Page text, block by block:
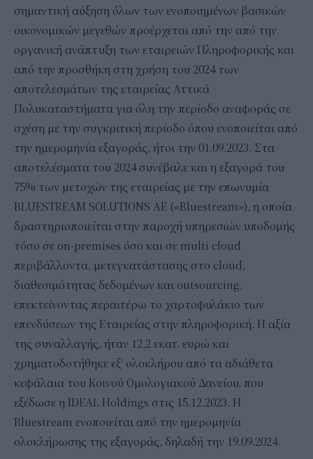
σημαντική αύξηση όλων των ενοποιημένων βασικών
οικονομικών μεγεθών προέρχεται από την από την
οργανική ανάπτυξη των εταιρειών Πληροφορικής και
από την προσθήκη στη χρήση του 2024 των
αποτελεσμάτων της εταιρείας Αττικά
Πολυκαταστήματα για όλη την περίοδο αναφοράς σε
σχέση με την συγκριτική περίοδο όπου ενοποιείται από
την ημερομηνία εξαγοράς, ήτοι την 01.09.2023. Στα
αποτελέσματα του 2024 συνέβαλε και η εξαγορά του
75% των μετοχών της εταιρείας με την επωνυμία
BLUESTREAM SOLUTIONS ΑΕ («Bluestream»), η οποία
δραστηριοποιείται στην παροχή υπηρεσιών υποδομής
τόσο σε on-premises όσο και σε multi cloud
περιβάλλοντα, μετεγκατάστασης στο cloud,
διαθεσιμότητας δεδομένων και outsourcing,
επεκτείνοντας περαιτέρω το χαρτοφυλάκιο των
επενδύσεων της Εταιρείας στην πληροφορική. Η αξία
της συναλλαγής, ήταν 12,2 εκατ. ευρώ και
χρηματοδοτήθηκε εξ' ολοκλήρου από τα αδιάθετα
κεφάλαια του Κοινού Ομολογιακού Δανείου, που
εξέδωσε η IDEAL Holdings στις 15.12.2023. Η
Bluestream ενοποιείται από την ημερομηνία
ολοκλήρωσης της εξαγοράς, δηλαδή την 19.09.2024.